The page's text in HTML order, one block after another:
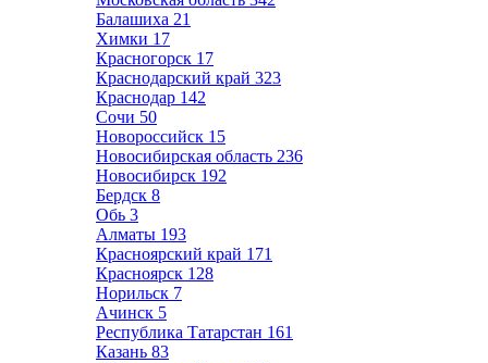
Балашиха 21
Химки 17
Красногорск 17
Краснодарский край 323
Краснодар 142
Сочи 50
Новороссийск 15
Новосибирская область 236
Новосибирск 192
Бердск 8
Обь 3
Алматы 193
Красноярский край 171
Красноярск 128
Норильск 7
Ачинск 5
Республика Татарстан 161
Казань 83